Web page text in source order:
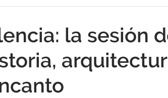
la sesión